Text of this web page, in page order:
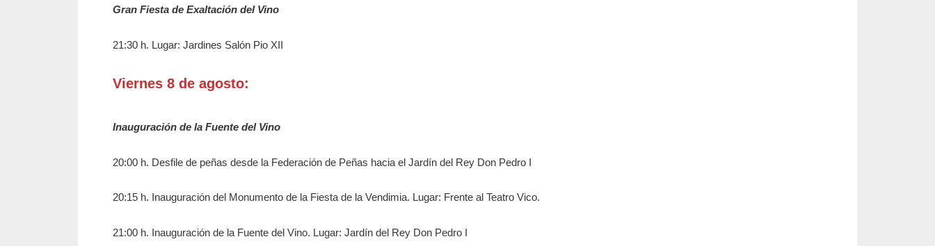
Gran Fiesta de Exaltación del Vino
21:30 h. Lugar: Jardines Salón Pio XII
Viernes 8 de agosto:
Inauguración de la Fuente del Vino
20:00 h. Desfile de peñas desde la Federación de Peñas hacia el Jardín del Rey Don Pedro I
20:15 h. Inauguración del Monumento de la Fiesta de la Vendimia. Lugar: Frente al Teatro Vico.
21:00 h. Inauguración de la Fuente del Vino. Lugar: Jardín del Rey Don Pedro I